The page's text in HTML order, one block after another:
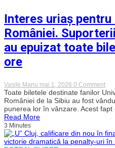
–
Interes uriaș pentru
României.
au epuizat toate
ore
Vasile Manu mai 1, 2026 0 Commenton
Toate biletele destinate fanilor
României de la Sibiu au fost
punerea lor în vânzare. Acest fapt
Read More
3 Minutes